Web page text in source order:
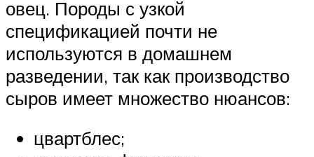
овец. Породы с узкой
спецификацией почти не
используются в домашнем
разведении, так как производство
сыров имеет множество нюансов:
цвартблес;